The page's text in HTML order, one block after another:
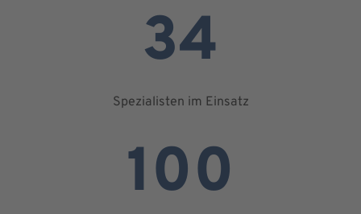
34
Spezialisten im Einsatz
100